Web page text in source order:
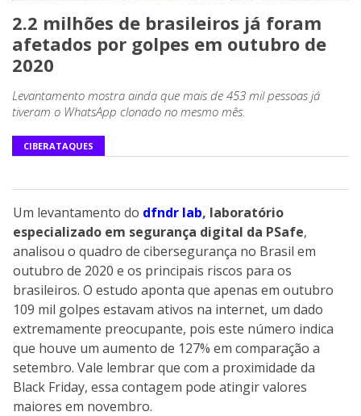
2.2 milhões de brasileiros já foram
afetados por golpes em outubro de
2020
Levantamento mostra ainda que mais de 453 mil pessoas já
tiveram o WhatsApp clonado no mesmo mês.
CIBERATAQUES
Um levantamento do dfndr lab, laboratório
especializado em segurança digital da PSafe,
analisou o quadro de cibersegurança no Brasil em
outubro de 2020 e os principais riscos para os
brasileiros. O estudo aponta que apenas em outubro
109 mil golpes estavam ativos na internet, um dado
extremamente preocupante, pois este número indica
que houve um aumento de 127% em comparação a
setembro. Vale lembrar que com a proximidade da
Black Friday, essa contagem pode atingir valores
maiores em novembro.